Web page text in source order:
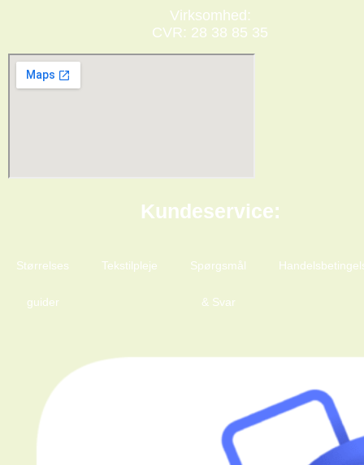
Virksomhed:
CVR: 28 38 85 35
Kundeservice:
Størrelses
guider
Tekstilpleje Spørgsmål
& Svar